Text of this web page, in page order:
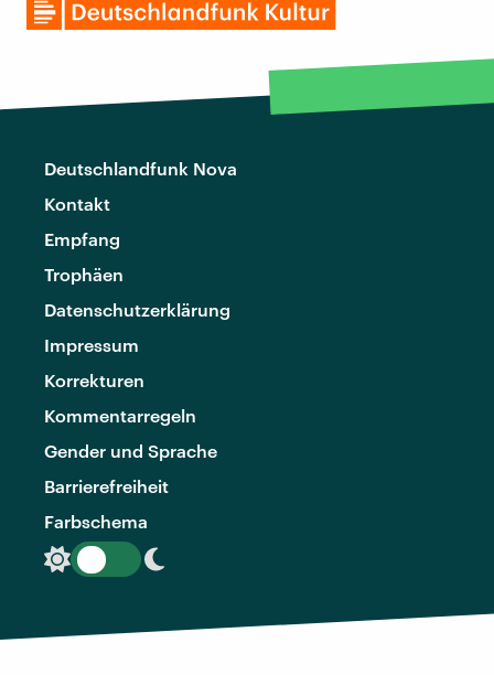
Deutschlandfunk Nova
Kontakt
Empfang
Trophäen
Datenschutzerklärung
Impressum
Korrekturen
Kommentarregeln
Gender und Sprache
Barrierefreiheit
Farbschema